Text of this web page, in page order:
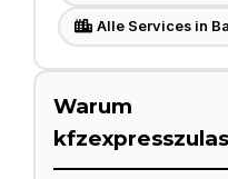
Alle Services in
Warum